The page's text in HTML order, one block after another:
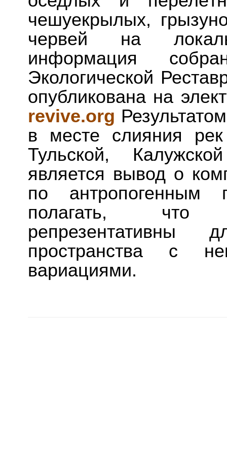
чешуекрылых,
червей на
информация
Экологической
опубликована на
revive.org
в месте слияния
Тульской,
является вывод о
по антропогенным
полагать, что
репрезентативны
пространства с
вариациями.